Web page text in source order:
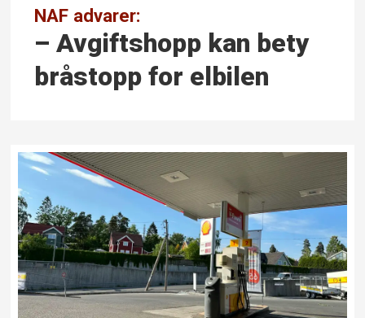
NAF advarer:
– Avgiftshopp kan bety
bråstopp for elbilen